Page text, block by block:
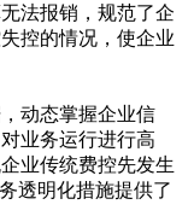
法报销，规范了企
控的情况，使企业
动态掌握企业信
业务运行进行高
业传统费控先发生
透明化措施提供了